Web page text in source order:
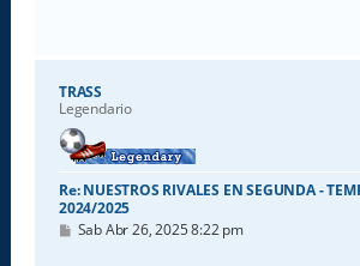
TRASS
Legendario
Re: NUESTROS RIVALES EN SEGUNDA -
2024/2025
M
Sab Abr 26, 2025 8:22 pm